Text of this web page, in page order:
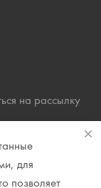
на рассылку
для
позволяет